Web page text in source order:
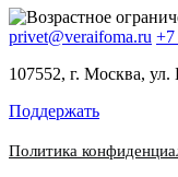
privet@veraifoma.ru +7
107552, г. Москва, ул.
Поддержать
Политика